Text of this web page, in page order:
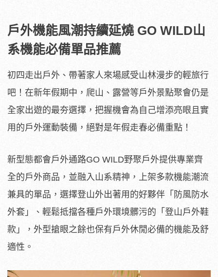
戶外機能風潮持續延燒 GO WILD山
系機能必備單品推薦
初四走出戶外、帶著家人來場感受山林漫步的輕旅行
吧！在新年假期中，爬山、露營等戶外景點聚會仍是
全家出遊的最夯選擇，把握機會為自己增添亮眼且實
用的戶外運動裝備，絕對是年假走春必備重點！
新型態都會戶外通路GO WILD野聚戶外提供專業齊
全的戶外商品，並融入山系精神，上架多款機能潮流
兼具的單品，選擇登山外出著用的好夥伴「防風防水
外套」、輕鬆抵擋各種戶外環境髒污的「登山戶外鞋
款」，外型搶眼之餘也保有戶外休閒必備的機能及舒
適性。